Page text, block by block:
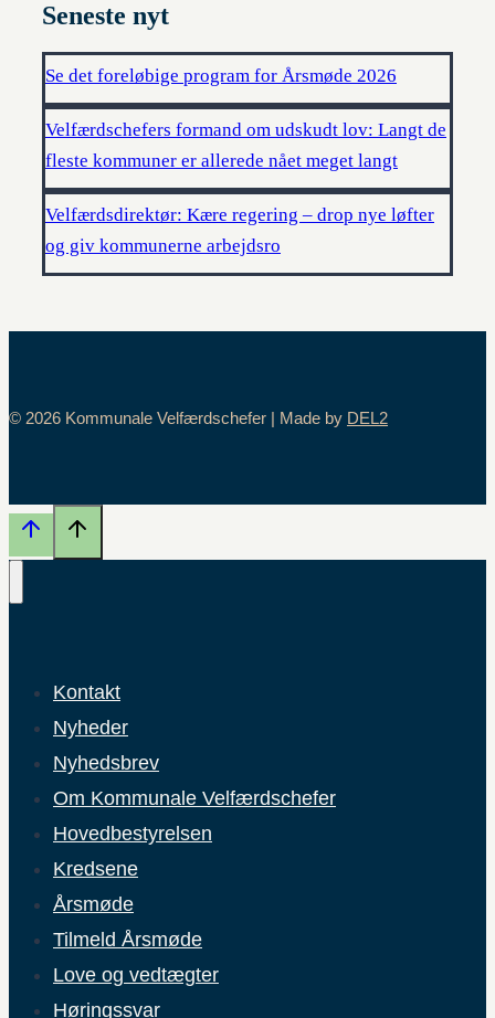
Seneste nyt
Se det foreløbige program for Årsmøde 2026
Velfærdschefers formand om udskudt lov: Langt de
fleste kommuner er allerede nået meget langt
Velfærdsdirektør: Kære regering – drop nye løfter
og giv kommunerne arbejdsro
© 2026 Kommunale Velfærdschefer | Made by DEL2
Kontakt
Nyheder
Nyhedsbrev
Om Kommunale Velfærdschefer
Hovedbestyrelsen
Kredsene
Årsmøde
Tilmeld Årsmøde
Love og vedtægter
Høringssvar